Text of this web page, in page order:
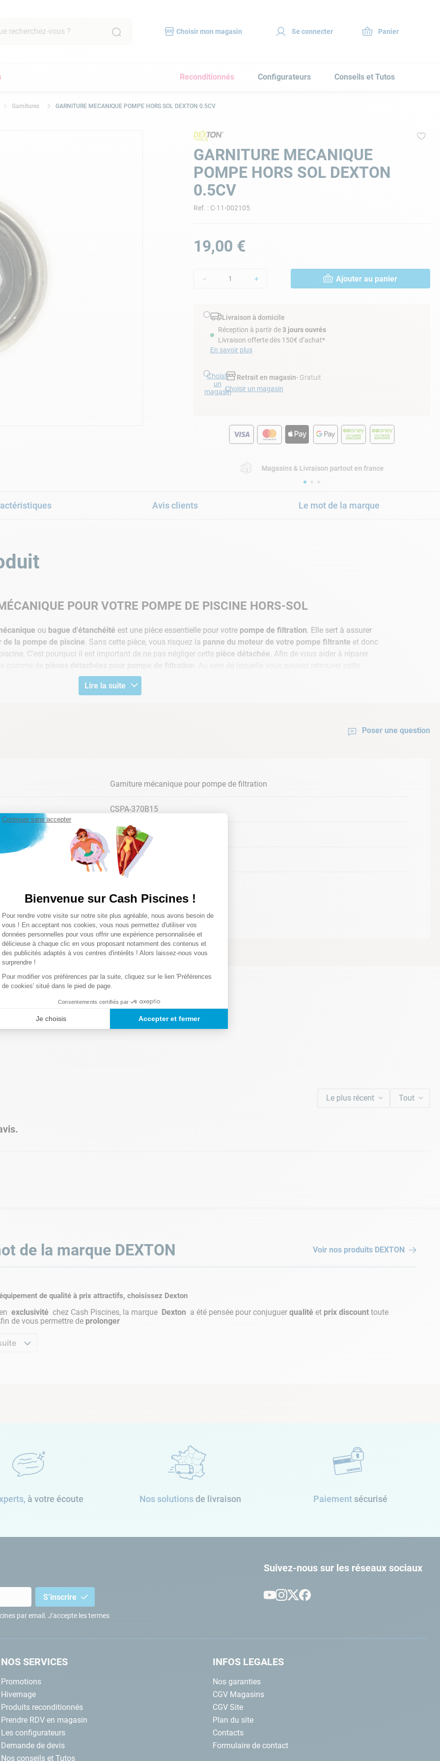
Choisir mon magasin Se connecter
Reconditionnés Configurateurs Conseils et Tutos
Garnitures GARNITURE MECANIQUE POMPE HORS SOL DEXTON 0.5CV
GARNITURE MECANIQUE
POMPE HORS SOL DEXTON
0.5CV
Ref. : C-11-002105
19,00 €
＋
－ Ajouter au panier
Livraison à domicile
Réception à partir de3 jours ouvrés
Livraison offerte dès 150€ d’achat*
En savoir plus
Choisir
un
magasin
Retrait en magasin- Gratuit
Choisir un magasin
Magasins & Livraison partout en france
Avis clients Le mot de la marque
POUR VOTRE POMPE DE PISCINE HORS-SOL
ou bague d'étanchéité est une pièce essentielle pour votre pompe de filtration. Elle sert à assurer
de la pompe de piscine . Sans cette pièce, vous risquez la panne du moteur de votre pompe filtrante et donc
C'est pourquoi il est important de ne pas négliger cette pièce détachée . Afin de vous aider à réparer
pour piscine hors-sol Dexton.
MODELE
Pompe piscine hors-sol Dexton 0.5cv
Lire la suite
Poser une question
Lire la suite
Garniture mécanique pour pompe de filtration
CSPA-370B15
Gris
Voir tableau de compatibilité
0,01 Kg
Le plus récent Tout
de la marque DEXTON Voir nos produits DEXTON
de qualité à prix attractifs, choisissez Dexton
exclusivité chez Cash Piscines, la marque Dexton a été pensée pour conjuguer qualité et prix discount toute
de vous permettre de prolonger
à votre écoute Nos solutionsde livraison Paiement sécurisé
S’inscrire
par email. J'accepte les termes
Suivez-nous sur les réseaux sociaux
NOS SERVICES
Promotions
Hivernage
Produits reconditionnés
Prendre RDV en magasin
Les configurateurs
Demande de devis
Nos conseils et Tutos
INFOS LEGALES
Nos garanties
CGV Magasins
CGV Site
Plan du site
Contacts
Formulaire de contact
filtration piscine
piscine
choc
Continuer sans accepter
Bienvenue sur Cash Piscines !
Plateforme de Gestion du Consentement : Personnalisez vos Options
Pour rendre votre visite sur notre site plus agréable, nous avons besoin de
vous ! En acceptant nos cookies, vous nous permettez d'utiliser vos
données personnelles pour vous offrir une expérience personnalisée et
délicieuse à chaque clic en vous proposant notamment des contenus et
des publicités adaptés à vos centres d'intérêts ! Alors laissez-nous vous
surprendre !
Pour modifier vos préférences par la suite, cliquez sur le lien 'Préférences
de cookies' situé dans le pied de page.
Consentements certifiés par
Je choisis Accepter et fermer
Axeptio consent